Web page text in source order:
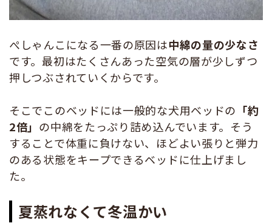
ぺしゃんこになる一番の原因は中綿の量の少なさ
です。最初はたくさんあった空気の層が少しずつ
押しつぶされていくからです。
そこでこのベッドには一般的な犬用ベッドの 「約
2倍」 の中綿をたっぷり詰め込んでいます。そう
することで体重に負けない、ほどよい張りと弾力
のある状態をキープできるベッドに仕上げまし
た。
夏蒸れなくて冬温かい